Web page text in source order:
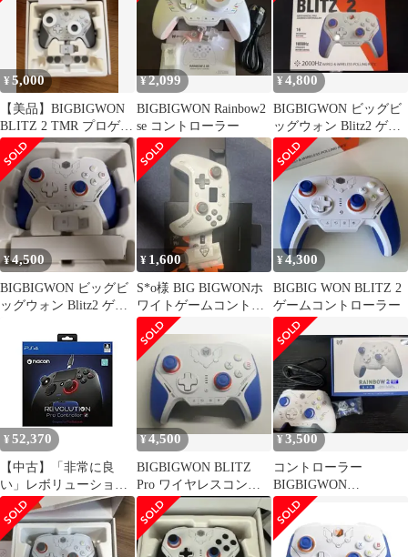
¥5,000
【美品】BIGBIGWON
BLITZ 2 TMR プロゲー
ミングコントローラー
¥2,099
BIGBIGWON Rainbow2
se コントローラー
¥4,800
BIGBIGWON ビッグビ
ッグウォン Blitz2 ゲー
ミングコントローラー
¥4,500
BIGBIGWON ビッグビ
ッグウォン Blitz2 ゲー
¥ 1,600
S*o様 BIG BIGWONホ
ワイトゲームコントロ
ーラー
¥4,300
BIGBIG WON BLITZ 2
ゲームコントローラー
¥ 52,370
【中古】「非常に良
い」レボリューション
プロ コントローラー2
¥4,500
BIGBIGWON BLITZ
Pro ワイヤレスコント
ローラー
¥3,500
コントローラー
BIGBIGWON
RAINBOW2 SE